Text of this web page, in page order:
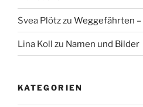
Svea Plötzzu Weggefährten
Lina Koll zu Namen und Bilder
KATEGORIEN